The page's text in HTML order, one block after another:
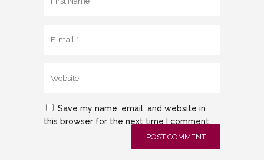
Save my name, email, and website in
this browser for the next time I comment.